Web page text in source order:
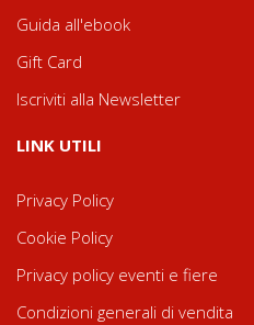
Guida all'ebook
Gift Card
Iscriviti alla Newsletter
LINK UTILI
Privacy Policy
Cookie Policy
Privacy policy eventi e fiere
Condizioni generali di vendita